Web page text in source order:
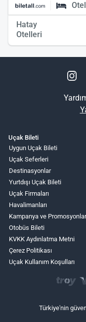
Otel
Hatay
Otelleri
Uçak Bileti
Uygun Uçak Bileti
Uçak Seferleri
Destinasyonlar
Yurtdışı Uçak Bileti
Uçak Firmaları
Havalimanları
Kampanya ve Promosyonlar
Otobüs Bileti
KVKK Aydınlatma Metni
Çerez Politikası
Uçak Kullanım Koşulları
Türkiye'nin